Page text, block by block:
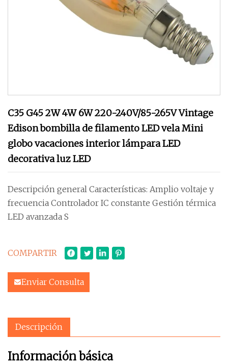
C35 G45 2W 4W 6W 220-240V/85-265V Vintage
Edison bombilla de filamento LED vela Mini
globo vacaciones interior lámpara LED
decorativa luz LED
Descripción general Características: Amplio voltaje y
frecuencia Controlador IC constante Gestión térmica
LED avanzada S
COMPARTIR
Enviar Consulta
Descripción
Información básica